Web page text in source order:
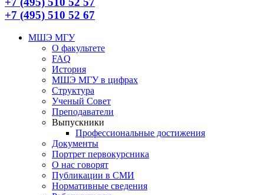
+7 (495) 510 52 67
МШЭ МГУ
О факультете
FAQ
История
МШЭ МГУ в цифрах
Структура
Ученый Совет
Преподаватели
Выпускники
Профессиональные достижения
Документы
Портрет первокурсника
О нас говорят
Публикации в СМИ
Нормативные сведения